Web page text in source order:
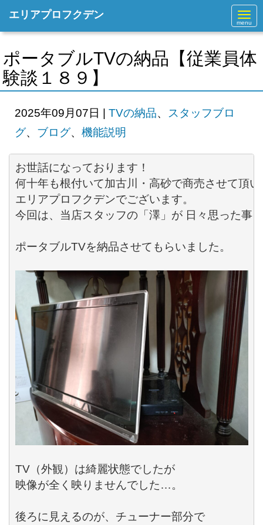
N
a
v
g
a
o
エリアプロフクデン
ポータブルTVの納品【従業員体
験談１８９】
2025年09月07日 | TVの納品、
スタッフブロ
グ、 ブログ、 機能説明
お世話になっております！
何十年も根付いて加古川・高砂で商売させて頂
エリアプロフクデンでございます。
今回は、当店スタッフの「澤」が 日々思った事
ポータブルTVを納品させてもらいました。
TV（外観）は綺麗状態でしたが
映像が全く映りませんでした…。
後ろに見えるのが、チューナー部分で